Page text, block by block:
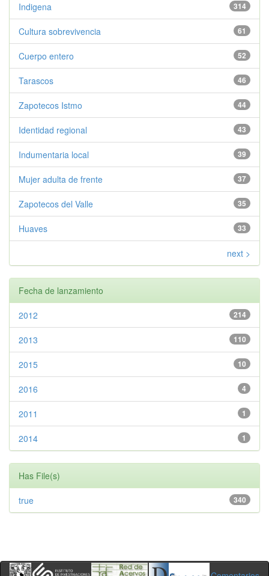
314
Indigena
61
Cultura sobrevivencia
52
Cuerpo entero
46
Tarascos
44
Zapotecos Istmo
43
Identidad regional
39
Indumentaria local
37
Mujer adulta de frente
35
Zapotecos del Valle
33
Huaves
next >
Fecha de lanzamiento
214
2012
110
2013
10
2015
4
2016
1
2011
1
2014
Has File(s)
340
true